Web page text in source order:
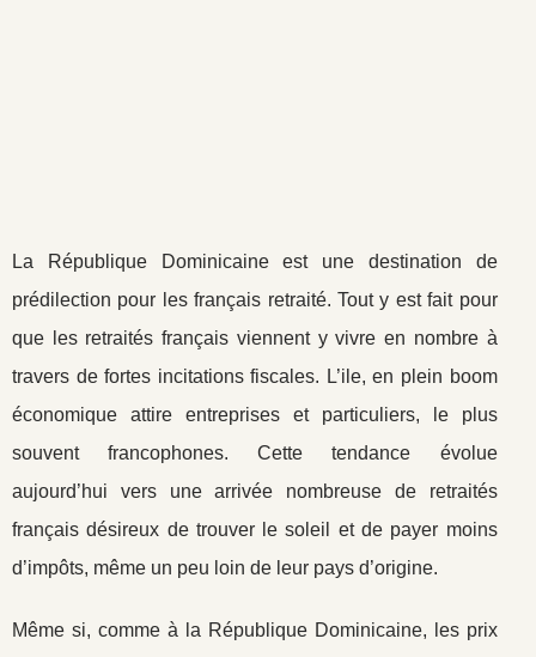
La République Dominicaine est une destination de
prédilection pour les français retraité. Tout y est fait pour
que les retraités français viennent y vivre en nombre à
travers de fortes incitations fiscales. L’ile, en plein boom
économique attire entreprises et particuliers, le plus
souvent francophones. Cette tendance évolue
aujourd’hui vers une arrivée nombreuse de retraités
français désireux de trouver le soleil et de payer moins
d’impôts, même un peu loin de leur pays d’origine.
Même si, comme à la République Dominicaine, les prix